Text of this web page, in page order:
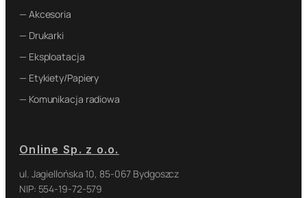
— Akcesoria
— Drukarki
— Eksploatacja
— Etykiety/Papiery
— Komunikacja radiowa
Online Sp. z o.o.
ul. Jagiellońska 10, 85-067 Bydgoszcz
NIP: 554-19-72-579